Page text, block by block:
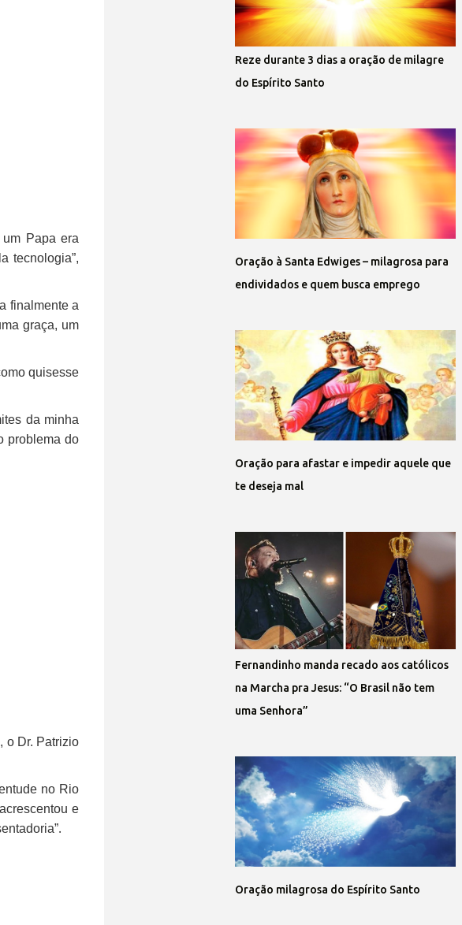
Papa era
tecnologia”,
finalmente a
graça, um
quisesse
da minha
problema do
o Dr. Patrizio
no Rio
e
.
Reze durante 3 dias a oração de milagre
do Espírito Santo
Oração à Santa Edwiges – milagrosa para
endividados e quem busca emprego
Oração para afastar e impedir aquele que
te deseja mal
Fernandinho manda recado aos católicos
na Marcha pra Jesus: “O Brasil não tem
uma Senhora”
Oração milagrosa do Espírito Santo